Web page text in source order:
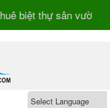
biệt thự sân vườn số